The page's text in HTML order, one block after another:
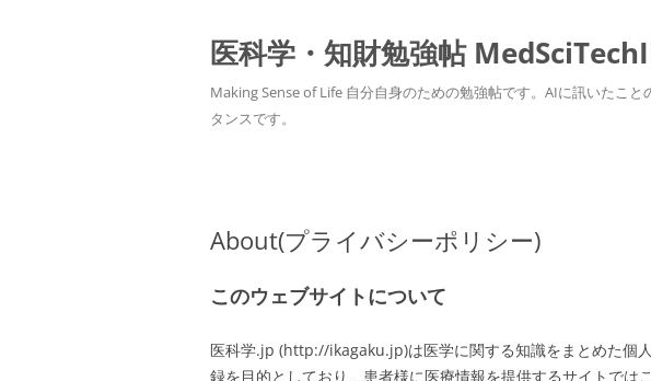
医科学・知財勉強帖
Making Sense of Life 自分自身のための勉強帖です。AIに訊いたこ
タンスです。
About(プライバシーポリシー)
このウェブサイトについて
医科学.jp (http://ikagaku.jp)は医学に関する知識をまとめた個
録を目的としており、患者様に医療情報を提供するサイトでは